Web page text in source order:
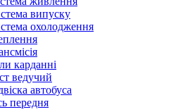
випуску
охолодження
карданні
ведучий
автобуса
передня